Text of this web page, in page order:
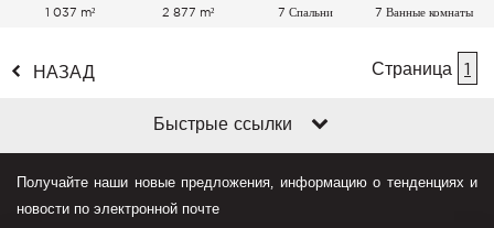
1 037 m² 2 877 m² 7 Спальни 7 Ванные комнаты
НАЗАД Страница 1
Быстрые ссылки
Получайте наши новые предложения, информацию о тенденциях и
новости по электронной почте